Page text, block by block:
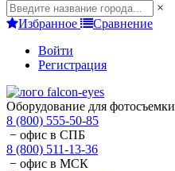
×
Избранное
Сравнение
Войти
Регистрация
Оборудование для фотосъемки
8 (800) 555-50-85
− офис в СПБ
8 (800) 511-13-36
− офис в МСК